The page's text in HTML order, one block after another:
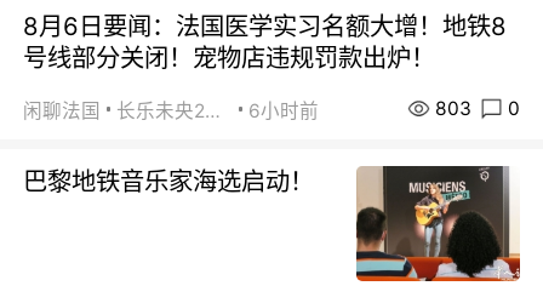
8月6日要闻：法国医学实习名额大增！地铁8
号线部分关闭！宠物店违规罚款出炉！
闲聊法国 长乐未央2015 6小时前 803 0
巴黎地铁音乐家海选启动！